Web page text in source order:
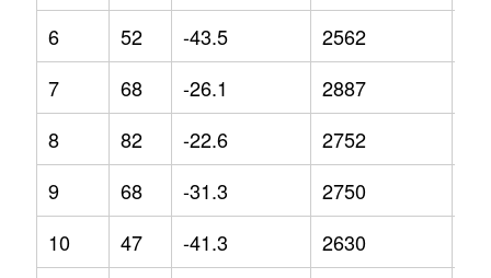
6
52 -43.5 2562
7
68 -26.1 2887
8
82 -22.6 2752
9
68 -31.3 2750
10
47 -41.3 2630